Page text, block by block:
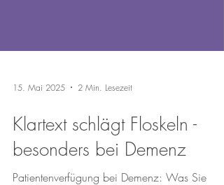
15. Mai 2025 2 Min. Lesezeit
Klartext schlägt Floskeln -
besonders bei Demenz
Patientenverfügung bei Demenz: Was Sie